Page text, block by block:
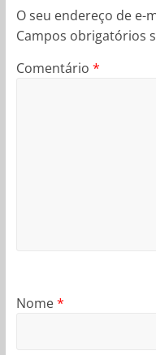
O seu endereço de e-
Campos obrigatórios
Comentário *
Nome*